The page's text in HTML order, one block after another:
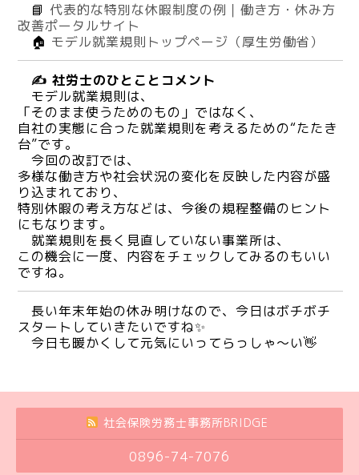
📘 代表的な特別な休暇制度の例｜働き方・休み方
改善ポータルサイト
🏠 モデル就業規則トップページ（厚生労働省）
✍️ 社労士のひとことコメント
モデル就業規則は、
「そのまま使うためのもの」ではなく、
自社の実態に合った就業規則を考えるための“たたき
台”です。
今回の改訂では、
多様な働き方や社会状況の変化を反映した内容が盛
り込まれており、
特別休暇の考え方などは、今後の規程整備のヒント
にもなります。
就業規則を長く見直していない事業所は、
この機会に一度、内容をチェックしてみるのもいい
ですね。
長い年末年始の休み明けなので、今日はボチボチ
スタートしていきたいですね✨
今日も暖かくして元気にいってらっしゃ～い👋
社会保険労務士事務所BRIDGE
0896-74-7076